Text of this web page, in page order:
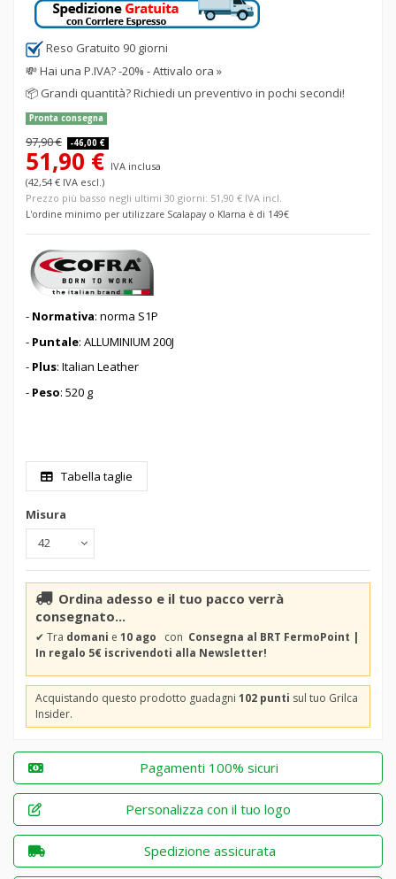
Reso Gratuito 90 giorni
💸Hai una P.IVA? -20% - Attivalo ora »
📦 Grandi quantità? Richiedi un preventivo in pochi secondi!
Pronta consegna
97,90 € -46,00 €
51,90 € IVA inclusa
(42,54 € IVA escl.)
Prezzo più basso negli ultimi 30 giorni: 51,90 € IVA incl.
L'ordine minimo per utilizzare Scalapay o Klarna è di 149€
- Normativa: norma S1P
- Puntale: ALLUMINIUM 200J
- Plus: Italian Leather
- Peso: 520 g
Tabella taglie
Misura
Ordina adesso e il tuo pacco verrà
consegnato...
✔ Tra domani e 10 ago con Consegna al BRT FermoPoint |
In regalo 5€ iscrivendoti alla Newsletter!
Acquistando questo prodotto guadagni 102 punti sul tuo Grilca
Insider.
Pagamenti 100% sicuri
Personalizza con il tuo logo
Spedizione assicurata